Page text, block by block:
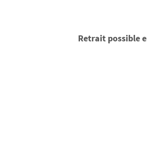
Retrait possible